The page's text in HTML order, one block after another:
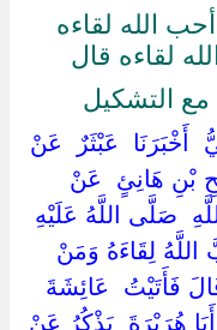
الله لقاءه
لقاءه قال
مع التشكيل
‏أَخْبَرَنَا ‏ ‏عَبْثَرٌ ‏ ‏عَنْ
بْنِ هَانِئٍ ‏ ‏عَنْ
‏صَلَّى اللَّهُ عَلَيْهِ
لِقَاءَهُ وَمَنْ
فَأَتَيْتُ ‏ ‏عَائِشَةَ
هُرَيْرَةَ ‏ ‏يَذْكُرُ عَنْ